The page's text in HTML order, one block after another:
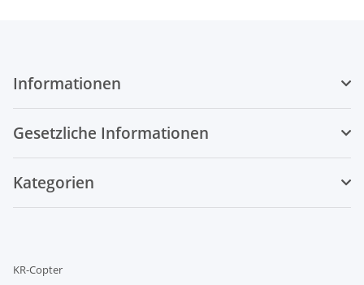
Informationen
Gesetzliche Informationen
Kategorien
KR-Copter